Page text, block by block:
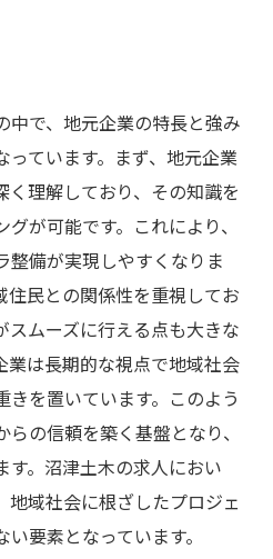
中で、地元企業の特長と強み
ています。まず、地元企業
く理解しており、その知識を
が可能です。これにより、
整備が実現しやすくなりま
住民との関係性を重視してお
スムーズに行える点も大きな
業は長期的な視点で地域社会
を置いています。このよう
の信頼を築く基盤となり、
。沼津土木の求人におい
地域社会に根ざしたプロジェ
要素となっています。